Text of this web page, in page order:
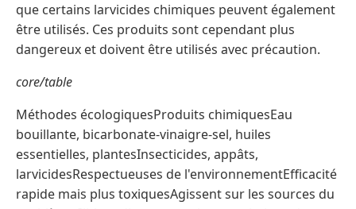
que certains larvicides chimiques peuvent également
être utilisés. Ces produits sont cependant plus
dangereux et doivent être utilisés avec précaution.
core/table
Méthodes écologiquesProduits chimiquesEau
bouillante, bicarbonate-vinaigre-sel, huiles
essentielles, plantesInsecticides, appâts,
larvicidesRespectueuses de l'environnementEfficacité
rapide mais plus toxiquesAgissent sur les sources du